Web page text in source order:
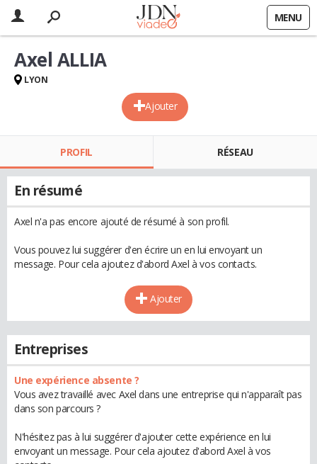
MENU
Ajouter
Axel ALLIA
LYON
PROFIL RÉSEAU
En résumé
Axel n'a pas encore ajouté de résumé à son profil.
Vous pouvez lui suggérer d'en écrire un en lui envoyant un
message. Pour cela ajoutez d'abord Axel à vos contacts.
Ajouter
Entreprises
Une expérience absente ?
Vous avez travaillé avec Axel dans une entreprise qui n'apparaît pas
dans son parcours ?
N'hésitez pas à lui suggérer d'ajouter cette expérience en lui
envoyant un message. Pour cela ajoutez d'abord Axel à vos